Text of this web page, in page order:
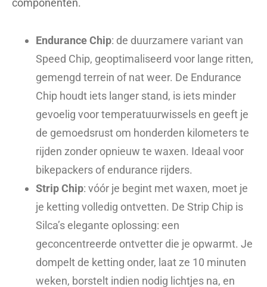
componenten.
Endurance Chip: de duurzamere variant van
Speed Chip, geoptimaliseerd voor lange ritten,
gemengd terrein of nat weer. De Endurance
Chip houdt iets langer stand, is iets minder
gevoelig voor temperatuurwissels en geeft je
de gemoedsrust om honderden kilometers te
rijden zonder opnieuw te waxen. Ideaal voor
bikepackers of endurance rijders.
Strip Chip: vóór je begint met waxen, moet je
je ketting volledig ontvetten. De Strip Chip is
Silca’s elegante oplossing: een
geconcentreerde ontvetter die je opwarmt. Je
dompelt de ketting onder, laat ze 10 minuten
weken, borstelt indien nodig lichtjes na, en